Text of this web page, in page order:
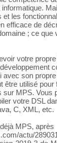
les
efficace de
; ce que
votre
avec son
être utilisé pour
sur MPS. Vous
votre DSL
C, XML, etc.
MPS, après
actu/